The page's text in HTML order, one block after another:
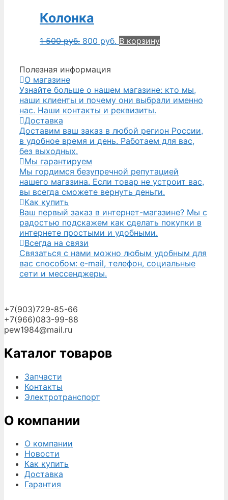
Колонка
1 500руб. 800 руб. В корзину
Полезная информация
О магазине
Узнайте больше о нашем магазине: кто мы,
наши клиенты и почему они выбрали именно
нас. Наши контакты и реквизиты.
Доставка
Доставим ваш заказ в любой регион России,
в удобное время и день. Работаем для вас,
без выходных.
Мы гарантируем
Мы гордимся безупречной репутацией
нашего магазина. Если товар не устроит вас,
вы всегда сможете вернуть деньги.
Как купить
Ваш первый заказ в интернет-магазине? Мы с
радостью подскажем как сделать покупки в
интернете простыми и удобными.
Всегда на связи
Связаться с нами можно любым удобным для
вас способом: e-mail, телефон, социальные
сети и мессенджеры.
+7(903)729-85-66
+7(966)083-99-88
pew1984@mail.ru
Каталог товаров
Запчасти
Контакты
Электротранспорт
О компании
О компании
Новости
Как купить
Доставка
Гарантия